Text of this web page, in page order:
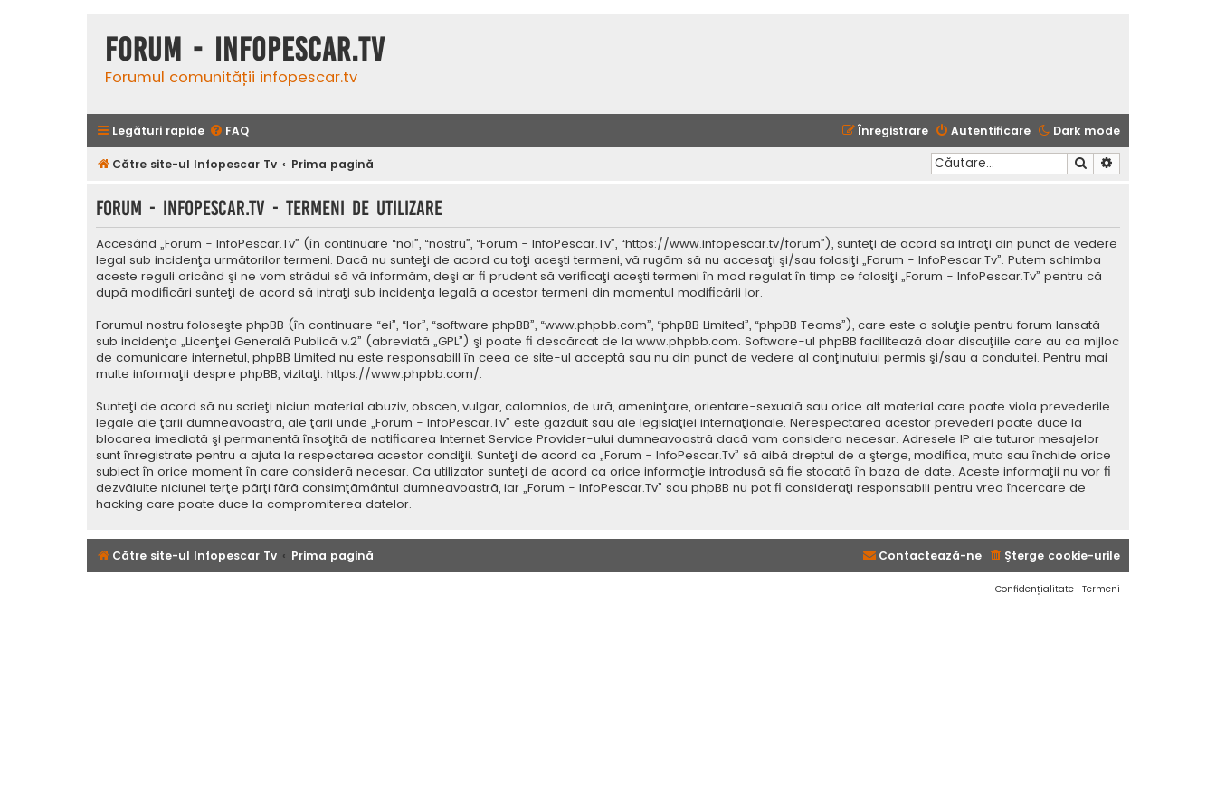
Forum - InfoPescar.Tv
Forumul comunității infopescar.tv
Legături rapide Dark mode
FAQ Autentificare
Înregistrare
Către site-ul Infopescar Tv Prima pagină Căutare
Forum - InfoPescar.Tv - Termeni de utilizare
Accesând „Forum - InfoPescar.Tv” (în continuare “noi”, “nostru”, “Forum - InfoPescar.Tv”, “https://www.infopescar.tv/forum”), sunteţi de acord să intraţi din punct de vedere
legal sub incidenţa următorilor termeni. Dacă nu sunteţi de acord cu toţi aceşti termeni, vă rugăm să nu accesaţi şi/sau folosiţi „Forum - InfoPescar.Tv”. Putem schimba
aceste reguli oricând şi ne vom strădui să vă informăm, deşi ar fi prudent să verificaţi aceşti termeni în mod regulat în timp ce folosiţi „Forum - InfoPescar.Tv” pentru că
după modificări sunteţi de acord să intraţi sub incidenţa legală a acestor termeni din momentul modificării lor.
Forumul nostru foloseşte phpBB (în continuare “ei”, “lor”, “software phpBB”, “www.phpbb.com”, “phpBB Limited”, “phpBB Teams”), care este o soluţie pentru forum lansată
sub incidenţa „Licenţei Generală Publică v.2” (abreviată „GPL”) şi poate fi descărcat de la www.phpbb.com. Software-ul phpBB facilitează doar discuţiile care au ca mijloc
de comunicare internetul, phpBB Limited nu este responsabill în ceea ce site-ul acceptă sau nu din punct de vedere al conţinutului permis şi/sau a conduitei. Pentru mai
multe informaţii despre phpBB, vizitaţi: https://www.phpbb.com/.
Sunteţi de acord să nu scrieţi niciun material abuziv, obscen, vulgar, calomnios, de ură, ameninţare, orientare-sexuală sau orice alt material care poate viola prevederile
legale ale ţării dumneavoastră, ale ţării unde „Forum - InfoPescar.Tv” este găzduit sau ale legislaţiei internaţionale. Nerespectarea acestor prevederi poate duce la
blocarea imediată şi permanentă însoţită de notificarea Internet Service Provider-ului dumneavoastră dacă vom considera necesar. Adresele IP ale tuturor mesajelor
sunt înregistrate pentru a ajuta la respectarea acestor condiţii. Sunteţi de acord ca „Forum - InfoPescar.Tv” să aibă dreptul de a şterge, modifica, muta sau închide orice
subiect în orice moment în care consideră necesar. Ca utilizator sunteţi de acord ca orice informaţie introdusă să fie stocată în baza de date. Aceste informaţii nu vor fi
dezvăluite niciunei terţe părţi fără consimţământul dumneavoastră, iar „Forum - InfoPescar.Tv” sau phpBB nu pot fi consideraţi responsabili pentru vreo încercare de
hacking care poate duce la compromiterea datelor.
Către site-ul Infopescar Tv Prima pagină Şterge cookie-urile
Contactează-ne
Confidențialitate | Termeni